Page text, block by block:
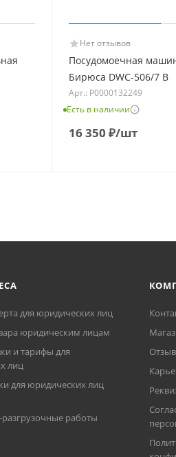
Нет отзывов
Посудомоечная
Бирюса DWC-506/7 B
Арт.: Р0000132249
Есть в наличии
16 350 ₽/шт
для юридических лиц
юридическим лицам
и тарифы для
лиц
для юридических лиц
работы